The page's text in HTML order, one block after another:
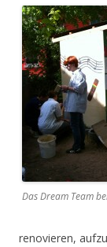
Das Dream Team
renovieren,